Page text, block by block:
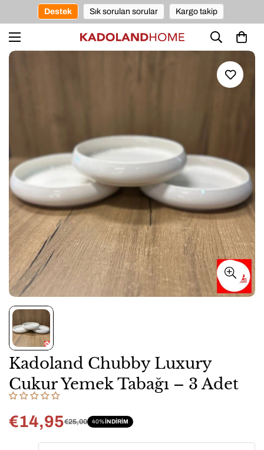
Destek Sık sorulan sorular Kargo takip
Kadoland Chubby Luxury
Cukur Yemek Tabağı – 3 Adet
Satış
€14,95
Normal
€25,00 40%INDIRIM